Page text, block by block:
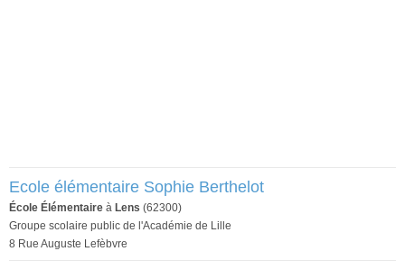
Ecole élémentaire Sophie Berthelot
École Élémentaire à Lens (62300)
Groupe scolaire public de l'Académie de Lille
8 Rue Auguste Lefèbvre